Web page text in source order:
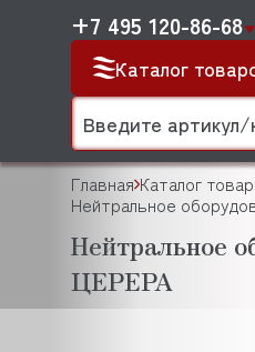
Каталог
+7 495 120-86-68
Главная Каталог
Нейтральное
Нейтральное
ЦЕРЕРА